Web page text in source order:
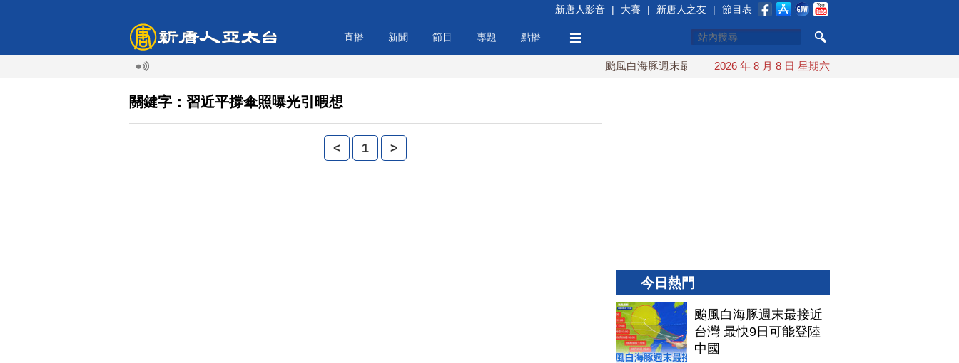
新唐人影音 | 大賽 | 新唐人之友 | 節目表
直播 新聞 節目 專題 點播
颱風白海豚週末最接近台灣 最快9日可能登陸中國
2026 年 8 月 8 日 星期六
關鍵字：習近平撐傘照曝光引暇想
< 1 >
今日熱門
颱風白海豚週末最接近
台灣 最快9日可能登陸
中國